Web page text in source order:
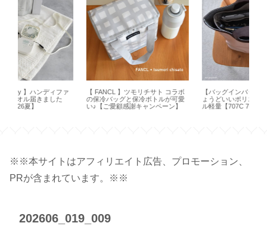
【 FANCL 】ツモリチサト コラボ
の保冷バッグと保冷ボトルが可愛
い♪【ご愛顧感謝キャンペーン】
【バッグインバッグ】エルベにち
ょうどいいポリエステルでシンプ
ル軽量【707C 704GP 725GP】
※※本サイトはアフィリエイト広告、プロモーション、
PRが含まれています。※※
202606_019_009